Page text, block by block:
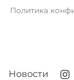
Политика
Новости